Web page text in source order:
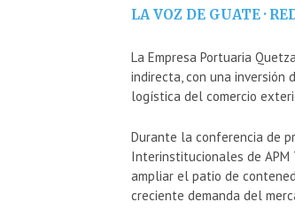
LA VOZ DE GUATE ·
La Empresa Portuaria
indirecta, con una
logística del comercio
Durante la conferencia de
Interinstitucionales de APM
ampliar el patio de
creciente demanda del